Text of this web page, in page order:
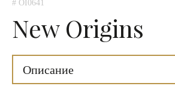
# OI0641
New Origins
Описание